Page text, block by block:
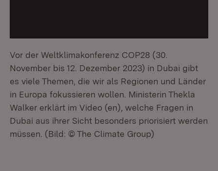
:Vor der Weltklimakonferenz COP28 (30.
November bis 12. Dezember 2023) in Dubai gibt
es viele Themen, die wir als Regionen und Länder
in Europa fokussieren wollen. Ministerin Thekla
Walker erklärt im Video (en), welche Fragen in
Dubai aus ihrer Sicht besonders priorisiert werden
müssen. (Bild: © The Climate Group)